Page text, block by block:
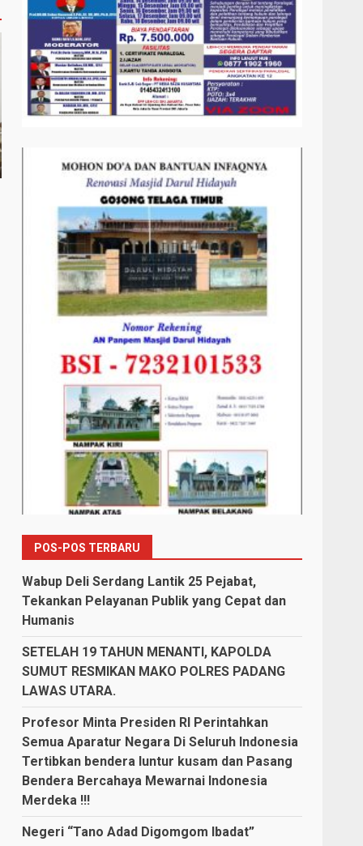
POS-POS TERBARU
Wabup Deli Serdang Lantik 25 Pejabat,
Tekankan Pelayanan Publik yang Cepat dan
Humanis
SETELAH 19 TAHUN MENANTI, KAPOLDA
SUMUT RESMIKAN MAKO POLRES PADANG
LAWAS UTARA.
Profesor Minta Presiden RI Perintahkan
Semua Aparatur Negara Di Seluruh Indonesia
Tertibkan bendera luntur kusam dan Pasang
Bendera Bercahaya Mewarnai Indonesia
Merdeka !!!
Negeri “Tano Adad Digomgom Ibadat”